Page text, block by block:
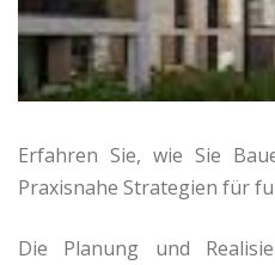
Erfahren Sie, wie Sie
Praxisnahe Strategien für
Die Planung und